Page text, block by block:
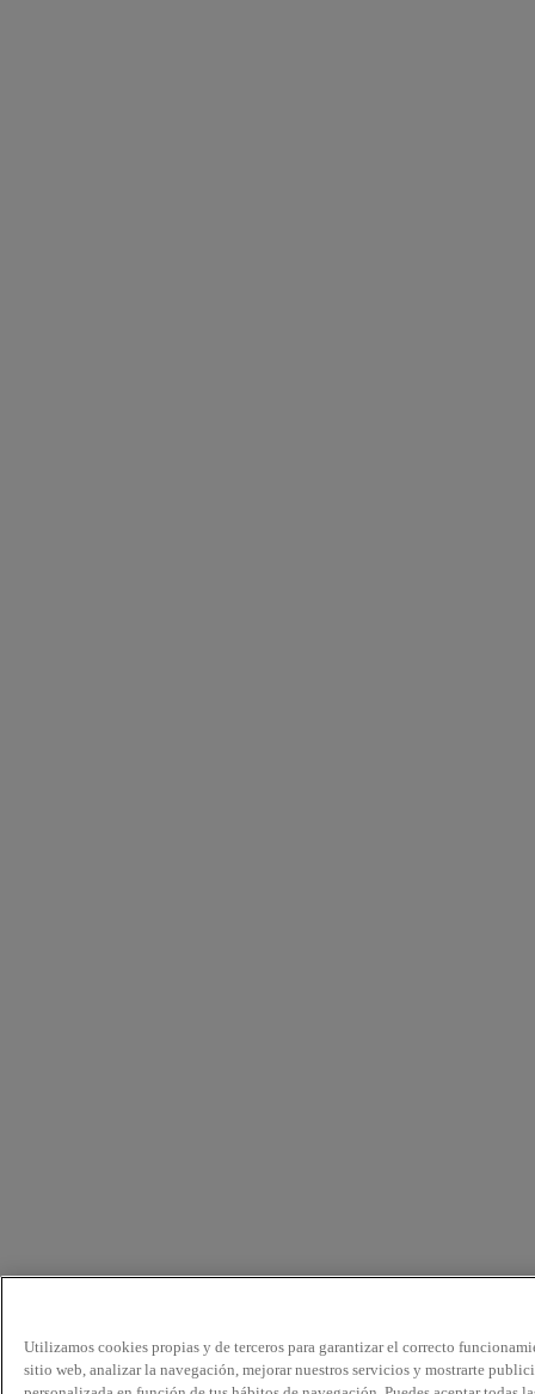
Utilizamos cookies propias y de terceros para garantizar el correcto
sitio web, analizar la navegación, mejorar nuestros servicios y mostrarte